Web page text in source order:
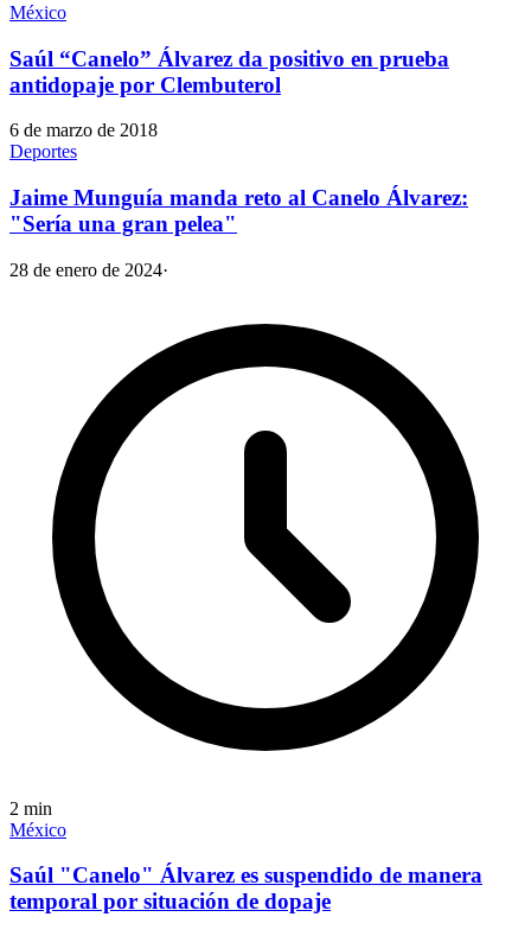
México
Saúl “Canelo” Álvarez da positivo en prueba
antidopaje por Clembuterol
6 de marzo de 2018
Deportes
Jaime Munguía manda reto al Canelo Álvarez:
"Sería una gran pelea"
28 de enero de 2024·
2 min
México
Saúl "Canelo" Álvarez es suspendido de manera
temporal por situación de dopaje